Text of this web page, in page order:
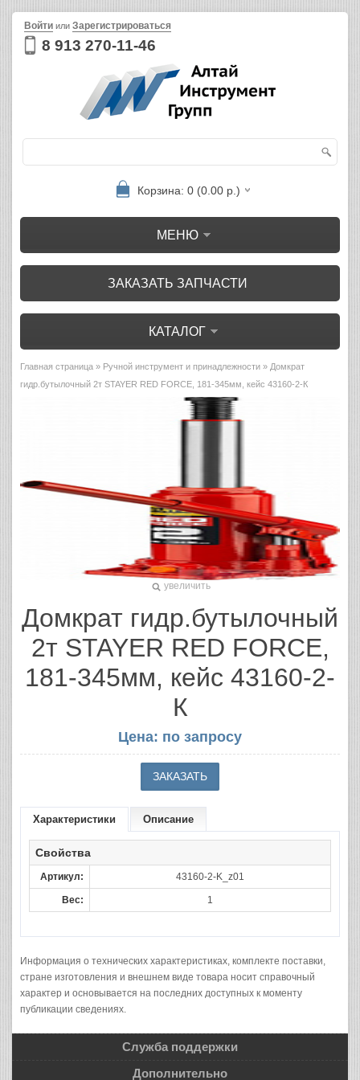
8 913 270-11-46
Войти или Зарегистрироваться
Корзина: 0 (0.00 р.)
МЕНЮ
ЗАКАЗАТЬ ЗАПЧАСТИ
КАТАЛОГ
Главная страница » Ручной инструмент и принадлежности » Домкрат
гидр.бутылочный 2т STAYER RED FORCE, 181-345мм, кейс 43160-2-К
увеличить
Домкрат гидр.бутылочный
2т STAYER RED FORCE,
181-345мм, кейс 43160-2-
К
Цена: по запросу
Характеристики Описание
Свойства
Артикул: 43160-2-K_z01
Вес: 1
Информация о технических характеристиках, комплекте поставки,
стране изготовления и внешнем виде товара носит справочный
характер и основывается на последних доступных к моменту
публикации сведениях.
Служба поддержки
Дополнительно